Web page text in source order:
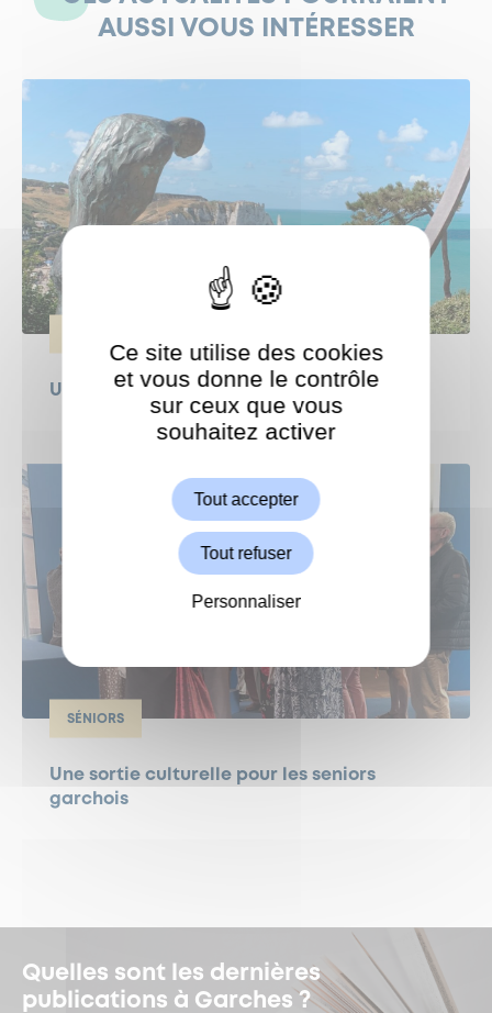
AUSSI VOUS INTÉRESSER
Une sortie pour nos seniors à Étretat
SÉNIORS
Une sortie culturelle pour les seniors
garchois
Quelles sont les dernières
publications à Garches ?
ShareThis est désactivé.
Ce site utilise des cookies
et vous donne le contrôle
sur ceux que vous
souhaitez activer
Tout accepter
Tout refuser
Personnaliser